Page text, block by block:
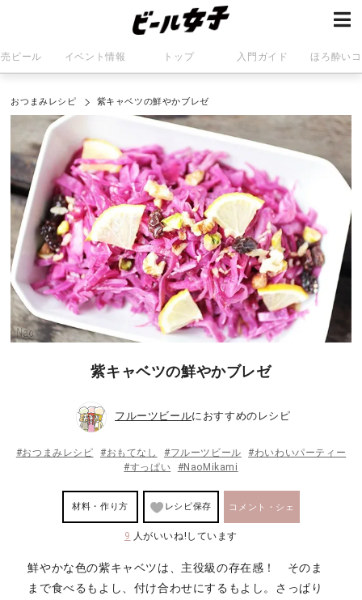
ビール イベント情報 トップ 入門ガイド ほろ酔い
おつまみレシピ 紫キャベツの鮮やかブレゼ
紫キャベツの鮮やかブレゼ
フルーツビールにおすすめのレシピ
#おつまみレシピ #おもてなし #フルーツビール
#わいわいパーティー
#すっぱい
#NaoMikami
材料・作り方 レシピ保存 コメント・シェ
9 人がいいね!しています
鮮やかな色の紫キャベツは、主役級の存在感！ そのま
まで食べるもよし、付け合わせにするもよし。さっぱり